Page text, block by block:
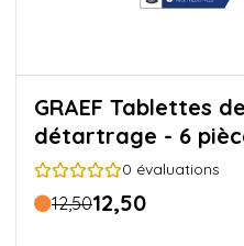
GRAEF Tablettes de
détartrage - 6
0 évaluations
12,5012,50